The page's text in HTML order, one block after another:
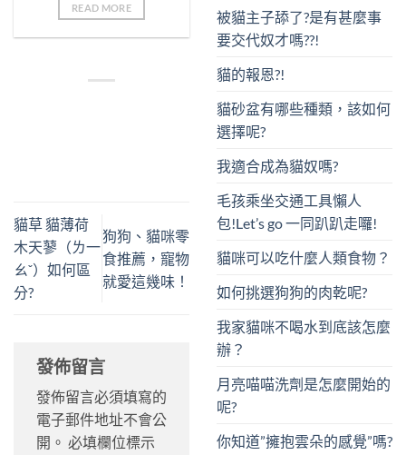
READ MORE
貓草 貓薄荷
木天蓼（ㄌ一
ㄠˇ）如何區
分?
狗狗、貓咪零
食推薦，寵物
就愛這幾味！
發佈留言
發佈留言必須填寫的
電子郵件地址不會公
開。 必填欄位標示
被貓主子舔了?是有甚麼事
要交代奴才嗎??!
貓的報恩?!
貓砂盆有哪些種類，該如何
選擇呢?
我適合成為貓奴嗎?
毛孩乘坐交通工具懶人
包!Let’s go 一同趴趴走囉!
貓咪可以吃什麼人類食物？
如何挑選狗狗的肉乾呢?
我家貓咪不喝水到底該怎麼
辦？
月亮喵喵洗劑是怎麼開始的
呢?
你知道”擁抱雲朵的感覺”嗎?